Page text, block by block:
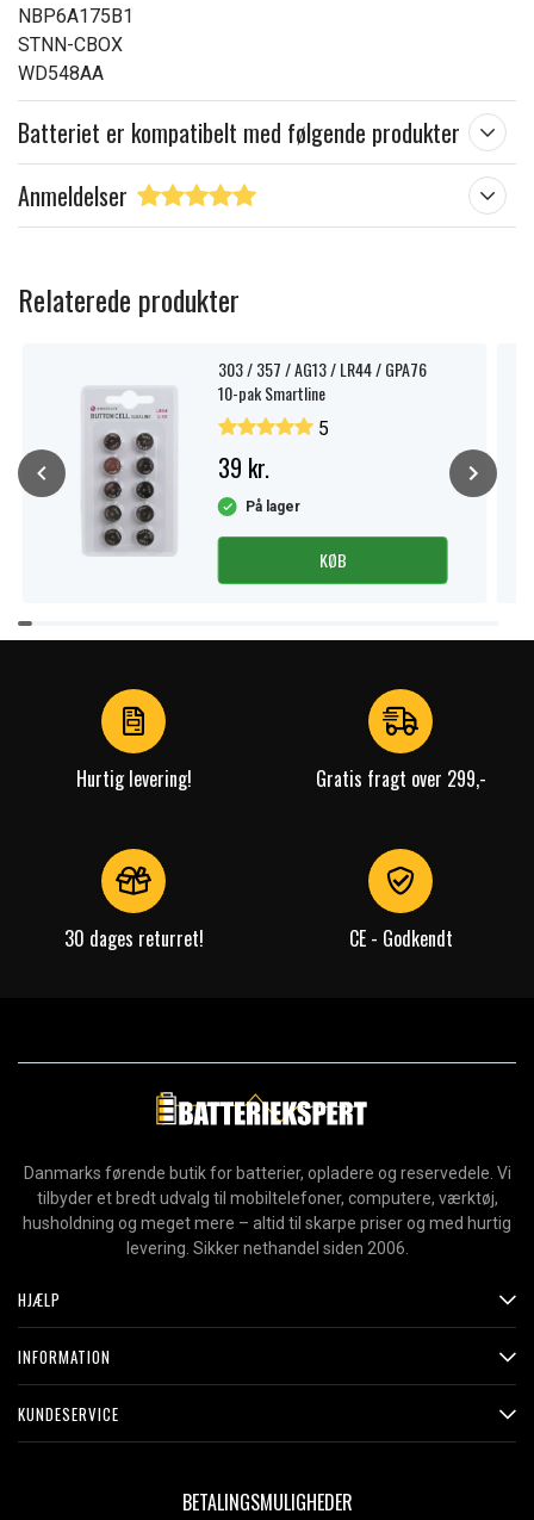
NBP6A175B1
STNN-CBOX
WD548AA
Batteriet er kompatibelt med følgende produkter
Anmeldelser
Relaterede produkter
303 / 357 / AG13 / LR44 / GPA76
10-pak Smartline
5
39 kr.
På lager
KØB
Item
1
Hurtig levering! Gratis fragt over 299,-
30 dages returret! CE - Godkendt
Danmarks førende butik for batterier, opladere og reservedele. Vi
tilbyder et bredt udvalg til mobiltelefoner, computere, værktøj,
husholdning og meget mere – altid til skarpe priser og med hurtig
levering. Sikker nethandel siden 2006.
HJÆLP
INFORMATION
KUNDESERVICE
BETALINGSMULIGHEDER